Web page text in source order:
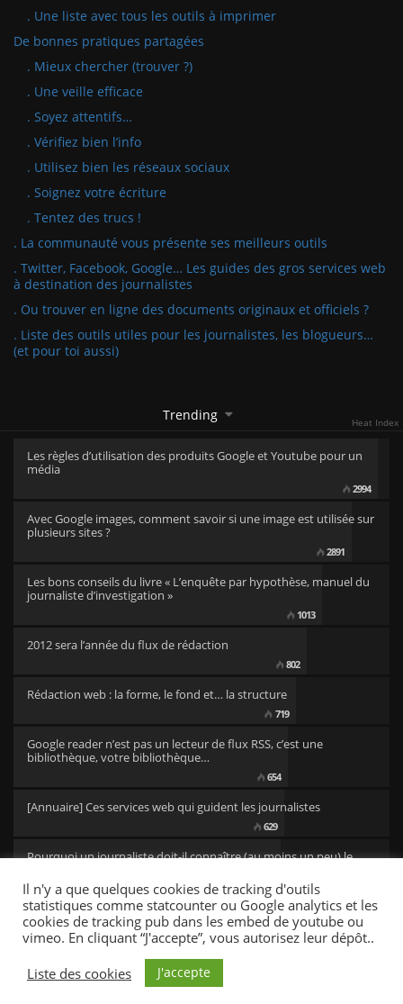
. Une liste avec tous les outils à imprimer
De bonnes pratiques partagées
. Mieux chercher (trouver ?)
. Une veille efficace
. Soyez attentifs…
. Vérifiez bien l’info
. Utilisez bien les réseaux sociaux
. Soignez votre écriture
. Tentez des trucs !
. La communauté vous présente ses meilleurs outils
. Twitter, Facebook, Google… Les guides des gros services web
à destination des journalistes
. Ou trouver en ligne des documents originaux et officiels ?
. Liste des outils utiles pour les journalistes, les blogueurs…
(et pour toi aussi)
Trending Heat Index
Les règles d’utilisation des produits Google et Youtube pour un
média
2994
Avec Google images, comment savoir si une image est utilisée sur
plusieurs sites ?
2891
Les bons conseils du livre « L’enquête par hypothèse, manuel du
journaliste d’investigation »
1013
2012 sera l’année du flux de rédaction
802
Rédaction web : la forme, le fond et… la structure
719
Google reader n’est pas un lecteur de flux RSS, c’est une
bibliothèque, votre bibliothèque…
654
[Annuaire] Ces services web qui guident les journalistes
629
Pourquoi un journaliste doit-il connaître (au moins un peu) le
501
Fonts by Google Fonts. Icons by Fontello. Full Credits
Il n'y a que quelques cookies de tracking d'outils
statistiques comme statcounter ou Google analytics et les
cookies de tracking pub dans les embed de youtube ou
vimeo. En cliquant “J'accepte”, vous autorisez leur dépôt..
Liste des cookies
J'accepte